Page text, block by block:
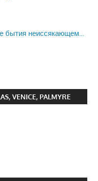
бытия неиссякающем…
VENICE, PALMYRE